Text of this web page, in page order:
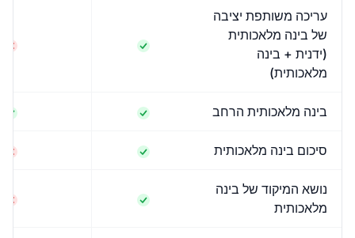
עריכה משותפת יציבה
של בינה מלאכותית
(ידנית + בינה
מלאכותית)
בינה מלאכותית הרחב
סיכום בינה מלאכותית
נושא המיקוד של בינה
מלאכותית